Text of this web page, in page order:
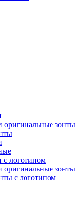
зонты
с логотипом
зонты
с логотипом